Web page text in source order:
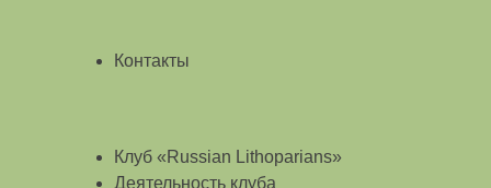
Контакты
Клуб «Russian Lithoparians»
Деятельность клуба